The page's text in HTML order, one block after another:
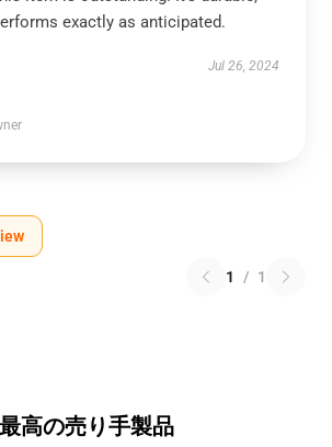
exactly as anticipated.
Jul 26, 2024
1 / 1
最高の売り手製品